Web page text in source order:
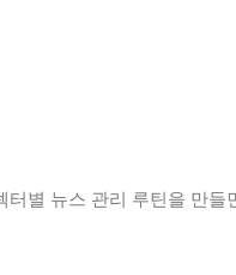
터별 뉴스 관리 루틴을 만들